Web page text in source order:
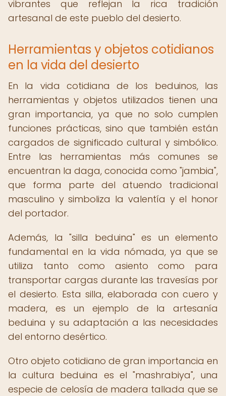
vibrantes que reflejan la rica tradición
artesanal de este pueblo del desierto.
Herramientas y objetos cotidianos
en la vida del desierto
En la vida cotidiana de los beduinos, las
herramientas y objetos utilizados tienen una
gran importancia, ya que no solo cumplen
funciones prácticas, sino que también están
cargados de significado cultural y simbólico.
Entre las herramientas más comunes se
encuentran la daga, conocida como "jambia",
que forma parte del atuendo tradicional
masculino y simboliza la valentía y el honor
del portador.
Además, la "silla beduina" es un elemento
fundamental en la vida nómada, ya que se
utiliza tanto como asiento como para
transportar cargas durante las travesías por
el desierto. Esta silla, elaborada con cuero y
madera, es un ejemplo de la artesanía
beduina y su adaptación a las necesidades
del entorno desértico.
Otro objeto cotidiano de gran importancia en
la cultura beduina es el "mashrabiya", una
especie de celosía de madera tallada que se